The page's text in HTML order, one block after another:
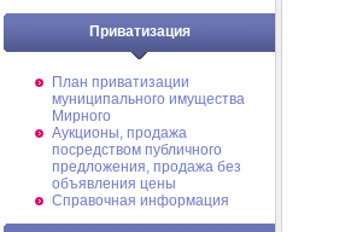
Приватизация
План приватизации
муниципального имущества
Мирного
Аукционы, продажа
посредством публичного
предложения, продажа без
объявления цены
Справочная информация